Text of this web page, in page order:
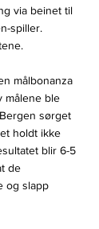
via beinet til
spiller.
målbonanza
målene ble
sørget
holdt ikke
blir 6-5
de
og slapp